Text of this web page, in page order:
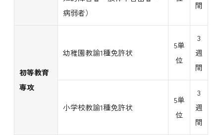
病弱者）
間
初等教育
専攻
幼稚園教諭1種免許状
5単
位
3
週
間
小学校教諭1種免許状
5単
位
3
週
間